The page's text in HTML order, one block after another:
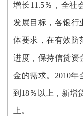
增长11.5％，全社
发展目标，各银行
体要求，在有效防
进度，保持信贷资
金的需求。2010
到18％以上，新增
上。